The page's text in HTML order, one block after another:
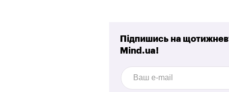
Підпишись на
Mind.ua!